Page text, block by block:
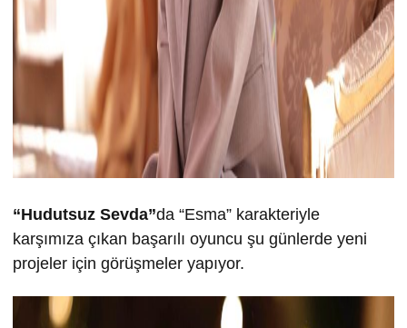
“Hudutsuz Sevda”da “Esma” karakteriyle
karşımıza çıkan başarılı oyuncu şu günlerde yeni
projeler için görüşmeler yapıyor.